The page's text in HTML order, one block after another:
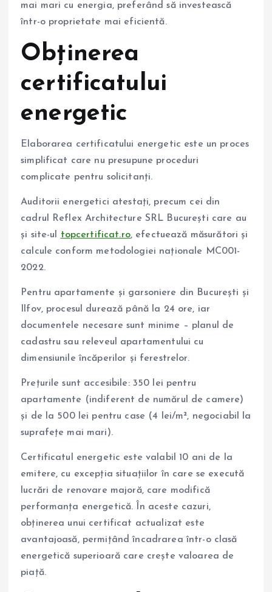
mai mari cu energia, preferând să investească
într-o proprietate mai eficientă.
Obținerea
certificatului
energetic
Elaborarea certificatului energetic este un proces
simplificat care nu presupune proceduri
complicate pentru solicitanți.
Auditorii energetici atestați, precum cei din
cadrul Reflex Architecture SRL București care au
și site-ul topcertificat.ro, efectuează măsurători și
calcule conform metodologiei naționale MC001-
2022.
Pentru apartamente și garsoniere din București și
Ilfov, procesul durează până la 24 ore, iar
documentele necesare sunt minime – planul de
cadastru sau releveul apartamentului cu
dimensiunile încăperilor și ferestrelor.
Prețurile sunt accesibile: 350 lei pentru
apartamente (indiferent de numărul de camere)
și de la 500 lei pentru case (4 lei/m², negociabil la
suprafețe mai mari).
Certificatul energetic este valabil 10 ani de la
emitere, cu excepția situațiilor în care se execută
lucrări de renovare majoră, care modifică
performanța energetică. În aceste cazuri,
obținerea unui certificat actualizat este
avantajoasă, permițând încadrarea într-o clasă
energetică superioară care crește valoarea de
piață.